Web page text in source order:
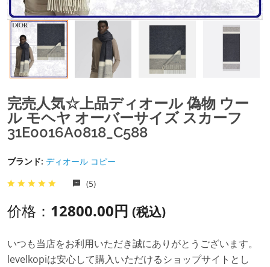
完売人気☆上品ディオール 偽物 ウー
ル モヘヤ オーバーサイズ スカーフ
31E0016A0818_C588
ブランド: ディオール コピー
(5)
价格： 12800.00円 (税込)
いつも当店をお利用いただき誠にありがとうございます。
levelkopiは安心して購入いただけるショップサイトとし